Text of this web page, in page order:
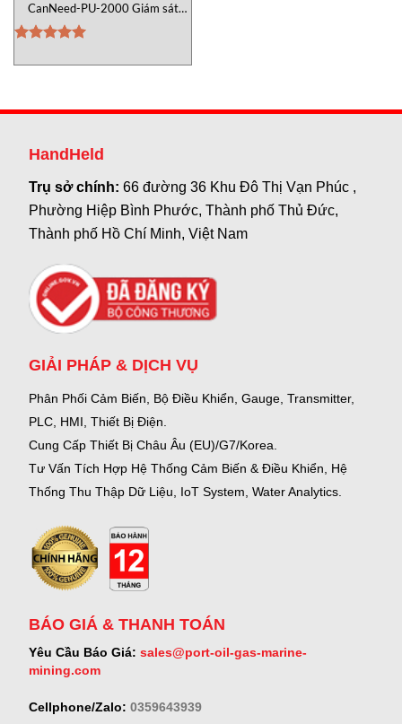
CanNeed-PU-2000 Giám sát
nhiệt độ CanNeed Vietnam
hạng5.00
HandHeld
Trụ sở chính:66 đường 36 Khu Đô Thị Vạn Phúc ,
Phường Hiệp Bình Phước, Thành phố Thủ Đức,
Thành phố Hồ Chí Minh, Việt Nam
GIẢI PHÁP & DỊCH VỤ
Phân Phối Cảm Biến, Bộ Điều Khiển, Gauge, Transmitter,
PLC, HMI, Thiết Bị Điện.
Cung Cấp Thiết Bị Châu Âu (EU)/G7/Korea.
Tư Vấn Tích Hợp Hệ Thống Cảm Biến & Điều Khiển, Hệ
Thống Thu Thập Dữ Liệu, IoT System, Water Analytics.
BÁO GIÁ & THANH TOÁN
Yêu Cầu Báo Giá: sales@port-oil-gas-marine-
mining.com
Cellphone/Zalo: 0359643939